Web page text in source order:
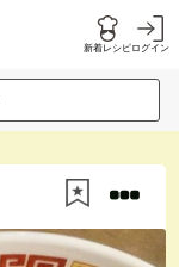
新着レシピログイン